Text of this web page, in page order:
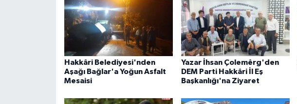
Hakkâri Belediyesi'nden
Aşağı Bağlar'a Yoğun Asfalt
Mesaisi
Yazar İhsan Çolemêrg'den
DEM Parti Hakkâri İl Eş
Başkanlığı'na Ziyaret